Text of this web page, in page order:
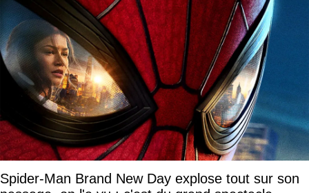
Spider-Man Brand New Day explose tout sur son